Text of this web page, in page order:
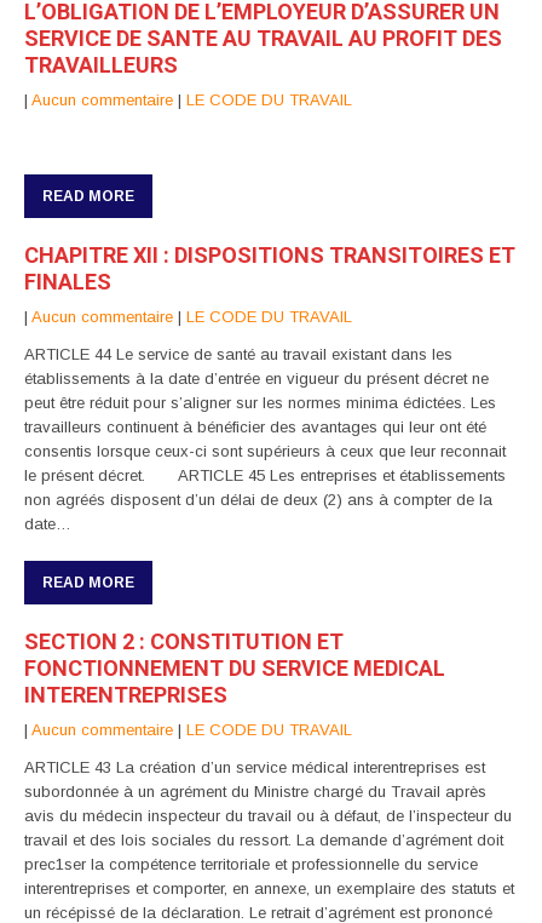
L’OBLIGATION DE L’EMPLOYEUR D’ASSURER UN
SERVICE DE SANTE AU TRAVAIL AU PROFIT DES
TRAVAILLEURS
| Aucun commentaire | LE CODE DU TRAVAIL
READ MORE
CHAPITRE XII : DISPOSITIONS TRANSITOIRES ET
FINALES
| Aucun commentaire | LE CODE DU TRAVAIL
ARTICLE 44 Le service de santé au travail existant dans les
établissements à la date d’entrée en vigueur du présent décret ne
peut être réduit pour s’aligner sur les normes minima édictées. Les
travailleurs continuent à bénéficier des avantages qui leur ont été
consentis lorsque ceux-ci sont supérieurs à ceux que leur reconnait
le présent décret. ARTICLE 45 Les entreprises et établissements
non agréés disposent d’un délai de deux (2) ans à compter de la
date…
READ MORE
SECTION 2 : CONSTITUTION ET
FONCTIONNEMENT DU SERVICE MEDICAL
INTERENTREPRISES
| Aucun commentaire | LE CODE DU TRAVAIL
ARTICLE 43 La création d’un service médical interentreprises est
subordonnée à un agrément du Ministre chargé du Travail après
avis du médecin inspecteur du travail ou à défaut, de l’inspecteur du
travail et des lois sociales du ressort. La demande d’agrément doit
prec1ser la compétence territoriale et professionnelle du service
interentreprises et comporter, en annexe, un exemplaire des statuts et
un récépissé de la déclaration. Le retrait d’agrément est prononcé